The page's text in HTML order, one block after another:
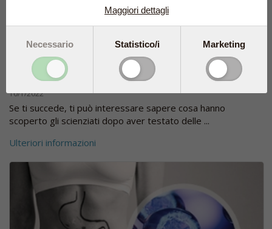
Di notte, le gambe ti tengono sveglio?
10/1/2022
Se ti succede, ti può interessare sapere cosa hanno
scoperto gli scienziati dopo aver testato delle ...
Ulteriori informazioni
Maggiori dettagli
Necessario Statistico/i Marketing